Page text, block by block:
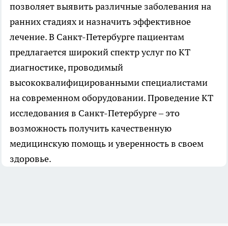
позволяет выявить различные заболевания на
ранних стадиях и назначить эффективное
лечение. В Санкт-Петербурге пациентам
предлагается широкий спектр услуг по КТ
диагностике, проводимый
высококвалифицированными специалистами
на современном оборудовании. Проведение КТ
исследования в Санкт-Петербурге – это
возможность получить качественную
медицинскую помощь и уверенность в своем
здоровье.